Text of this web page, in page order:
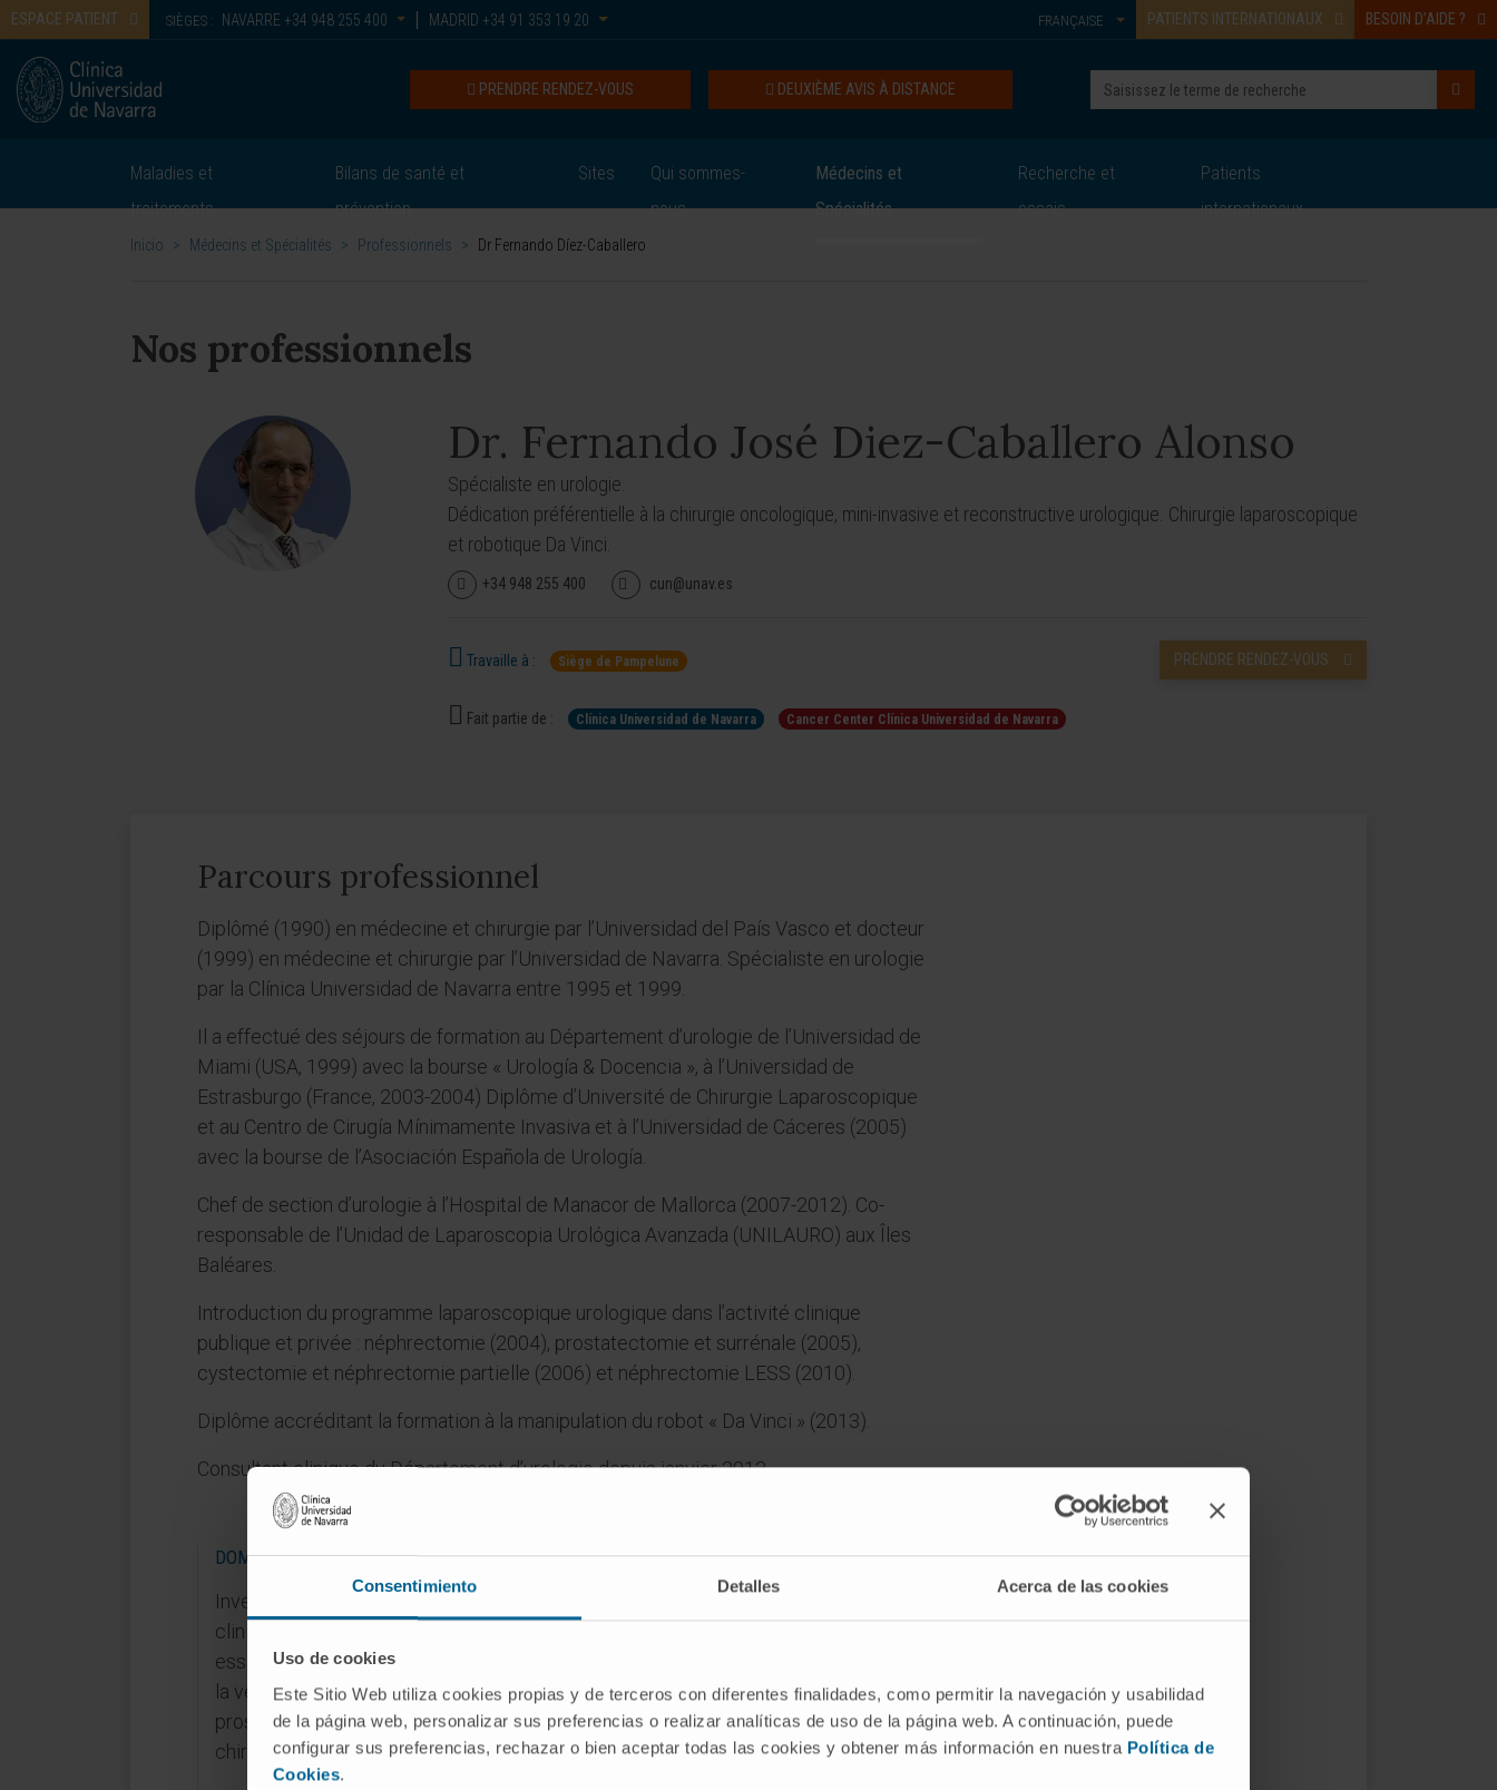
Consentimiento Detalles Acerca de las cookies
Uso de cookies
Este Sitio Web utiliza cookies propias y de terceros con diferentes finalidades, como permitir la navegación y usabilidad
de la página web, personalizar sus preferencias o realizar analíticas de uso de la página web. A continuación, puede
configurar sus preferencias, rechazar o bien aceptar todas las cookies y obtener más información en nuestra Política de
Cookies.
ESPACE PATIENT SIÈGES : NAVARRE +34 948 255 400 MADRID +34 91 353 19 20 PATIENTS INTERNATIONAUX BESOIN D’AIDE ?
FRANÇAISE
DEUXIÈME AVIS À DISTANCE
PRENDRE RENDEZ-VOUS
Maladies et
traitements
Bilans de santé et
prévention
Sites
Qui sommes-
nous
Médecins et
Spécialités
Recherche et
essais
Patients
internationaux
Inicio > Médecins et Spécialités > Professionnels > Dr Fernando Díez-Caballero
Nos professionnels
Dr. Fernando José Diez-Caballero Alonso
Spécialiste en urologie.
Dédication préférentielle à la chirurgie oncologique, mini-invasive et reconstructive urologique. Chirurgie laparoscopique
et robotique Da Vinci.
+34 948 255 400 cun@unav.es
Travaille à : Siège de Pampelune PRENDRE RENDEZ-VOUS
Fait partie de : Clínica Universidad de Navarra Cancer Center Clínica Universidad de Navarra
Parcours professionnel
Diplômé (1990) en médecine et chirurgie par l’Universidad del País Vasco et docteur
(1999) en médecine et chirurgie par l’Universidad de Navarra. Spécialiste en urologie
par la Clínica Universidad de Navarra entre 1995 et 1999.
Il a effectué des séjours de formation au Département d’urologie de l’Universidad de
Miami (USA, 1999) avec la bourse « Urología & Docencia », à l’Universidad de
Estrasburgo (France, 2003-2004) Diplôme d’Université de Chirurgie Laparoscopique
et au Centro de Cirugía Mínimamente Invasiva et à l’Universidad de Cáceres (2005)
avec la bourse de l’Asociación Española de Urología.
Chef de section d’urologie à l’Hospital de Manacor de Mallorca (2007-2012). Co-
responsable de l’Unidad de Laparoscopia Urológica Avanzada (UNILAURO) aux Îles
Baléares.
Introduction du programme laparoscopique urologique dans l’activité clinique
publique et privée : néphrectomie (2004), prostatectomie et surrénale (2005),
cystectomie et néphrectomie partielle (2006) et néphrectomie LESS (2010).
Diplôme accréditant la formation à la manipulation du robot « Da Vinci » (2013).
Consultant clinique du Département d’urologie depuis janvier 2013.
DOMAINES DE RECHERCHE
Investigateur principal dans un essai
clinique et co-investigateur dans 11
essais sur l’hypertrophie prostatique,
la vessie hyperactive, le cancer de la
prostate et les techniques
chirurgicales.
DOMAINES D'INTÉRÊT
Chirurgie urologique laparoscopique,
oncologique, mini-invasive et
greenlight » prostatique et chirurgie
laparoscopique assistée par le robot «
Da Vinci »).